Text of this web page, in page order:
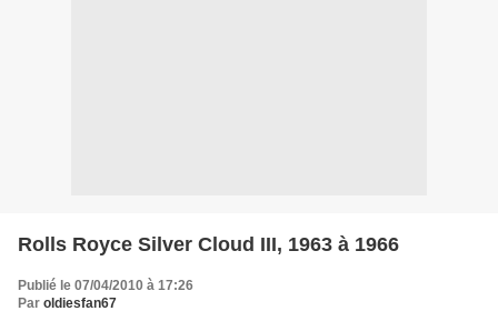
Rolls Royce Silver Cloud III, 1963 à 1966
Publié le 07/04/2010 à 17:26
Par oldiesfan67